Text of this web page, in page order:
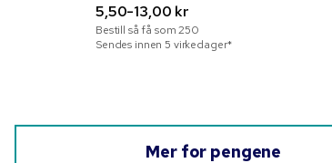
5,50-13,00 kr
Bestill så få som250
Sendes innen 5 virkedager*
Mer for pengene